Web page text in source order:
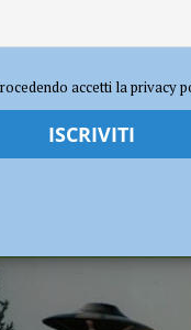
perSpazio
accetti la privacy